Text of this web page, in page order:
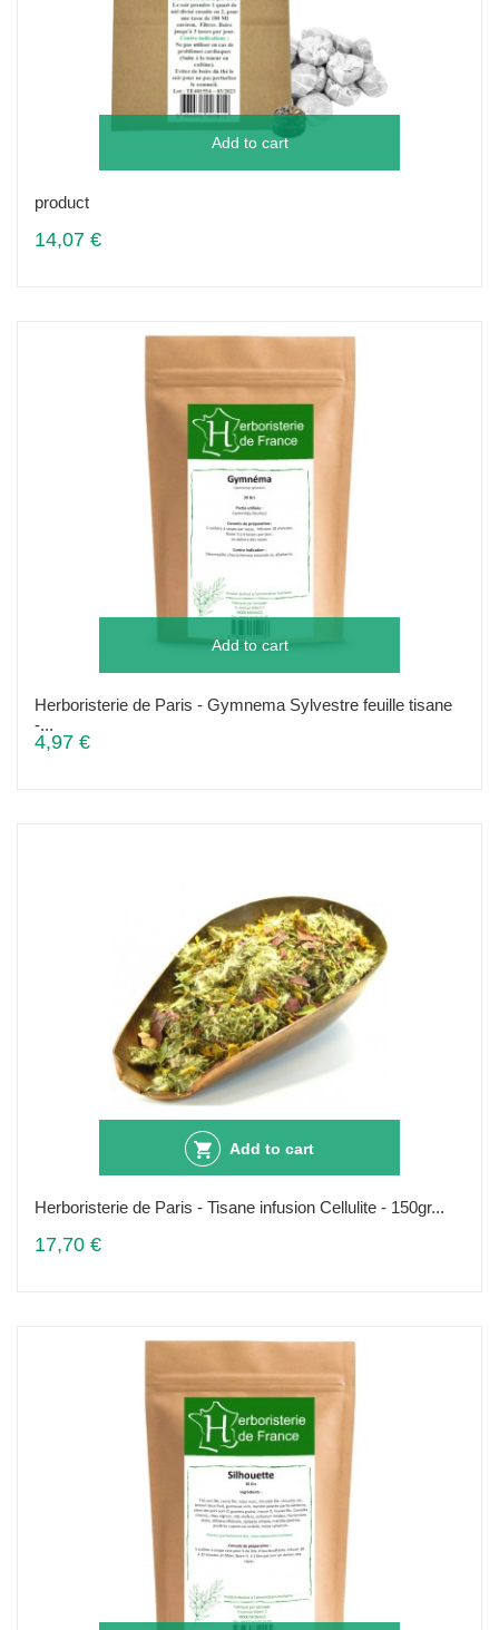
Add to cart
product
14,07 €
Add to cart
Herboristerie de Paris - Gymnema Sylvestre feuille tisane
-...
4,97 €
Add to cart
Herboristerie de Paris - Tisane infusion Cellulite - 150gr...
17,70 €